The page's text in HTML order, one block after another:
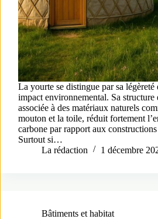
La yourte se distingue par sa légèreté
impact environnemental. Sa structure
associée à des matériaux naturels
mouton et la toile, réduit fortement
carbone par rapport aux constructions
Surtout si…
La rédaction
1 décembre
Bâtiments et habitat